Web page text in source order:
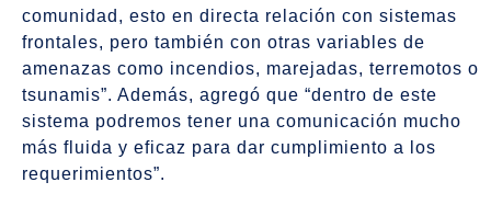
comunidad, esto en directa relación con sistemas
frontales, pero también con otras variables de
amenazas como incendios, marejadas, terremotos o
tsunamis”. Además, agregó que “dentro de este
sistema podremos tener una comunicación mucho
más fluida y eficaz para dar cumplimiento a los
requerimientos”.